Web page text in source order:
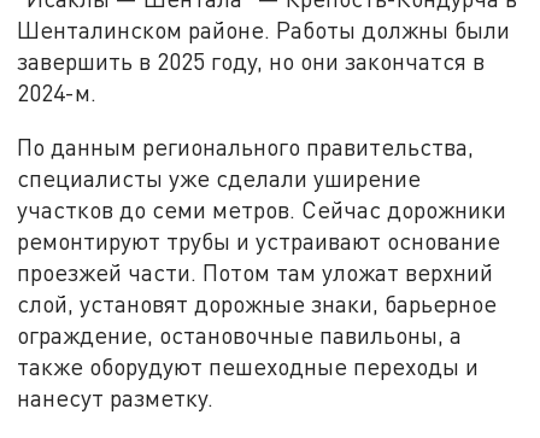
Шенталинском районе. Работы должны были
завершить в 2025 году, но они закончатся в
2024-м.
По данным регионального правительства,
специалисты уже сделали уширение
участков до семи метров. Сейчас дорожники
ремонтируют трубы и устраивают основание
проезжей части. Потом там уложат верхний
слой, установят дорожные знаки, барьерное
ограждение, остановочные павильоны, а
также оборудуют пешеходные переходы и
нанесут разметку.